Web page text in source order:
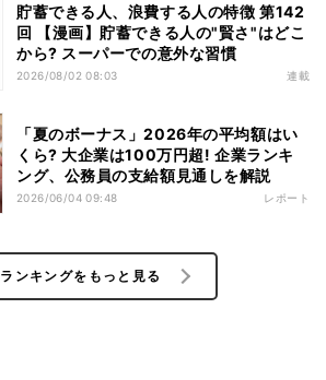
貯蓄できる人、浪費する人の特徴 第142
回 【漫画】貯蓄できる人の"賢さ"はどこ
から? スーパーでの意外な習慣
2026/08/02 08:03 連載
「夏のボーナス」2026年の平均額はい
くら? 大企業は100万円超! 企業ランキ
ング、公務員の支給額見通しを解説
2026/06/04 09:48 レポート
ランキングをもっと見る